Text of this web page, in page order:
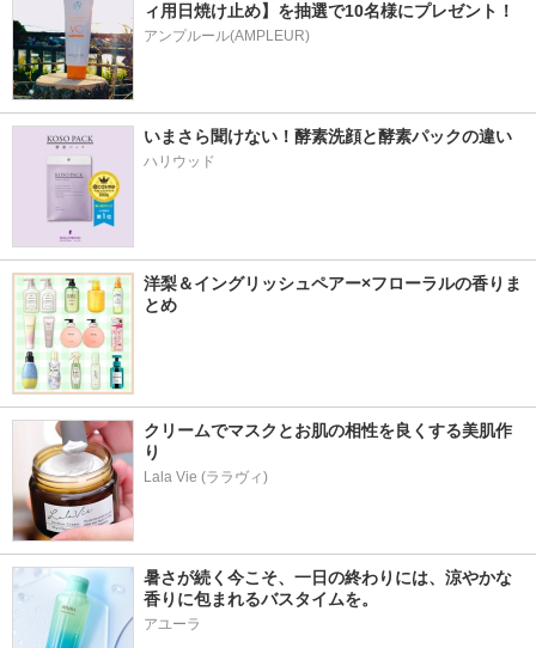
ィ用日焼け止め】を抽選で10名様にプレゼント！
アンプルール(AMPLEUR)
いまさら聞けない！酵素洗顔と酵素パックの違い
ハリウッド
洋梨＆イングリッシュペアー×フローラルの香りま
とめ
クリームでマスクとお肌の相性を良くする美肌作
り
Lala Vie (ララヴィ)
暑さが続く今こそ、一日の終わりには、涼やかな
香りに包まれるバスタイムを。
アユーラ